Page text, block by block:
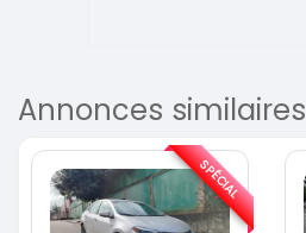
Annonces similaires
SPÉCIAL